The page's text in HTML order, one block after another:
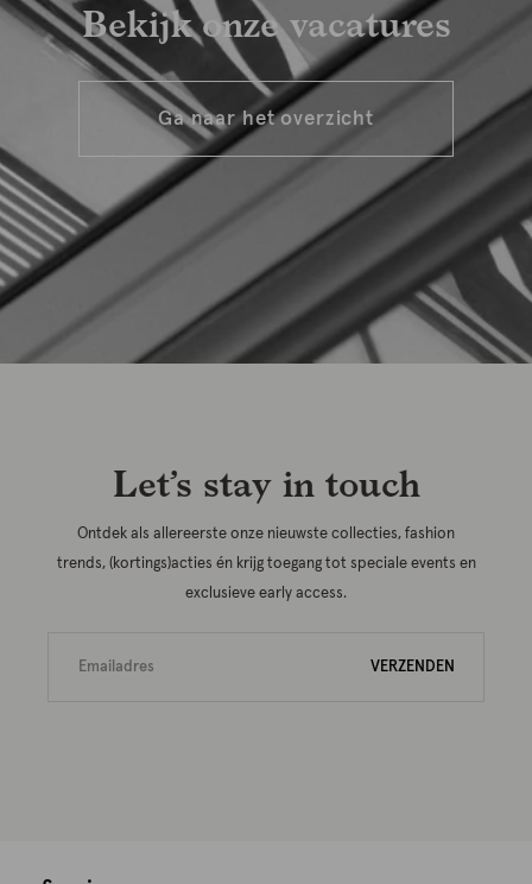
Bekijk onze vacatures
Ga naar het overzicht
Let’s stay in touch
Ontdek als allereerste onze nieuwste collecties, fashion
trends, (kortings)acties én krijg toegang tot speciale events en
exclusieve early access.
VERZENDEN